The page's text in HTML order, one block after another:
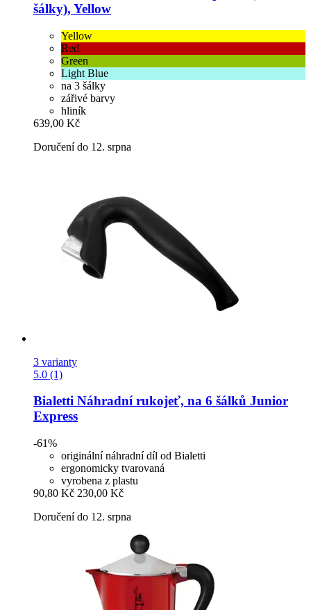
šálky), Yellow
Yellow
Red
Green
Light Blue
na 3 šálky
zářivé barvy
hliník
639,00 Kč
Doručení do 12. srpna
3 varianty
5.0 (1)
Bialetti Náhradní rukojeť, na 6 šálků Junior
Express
-61%
originální náhradní díl od Bialetti
ergonomicky tvarovaná
vyrobena z plastu
90,80 Kč 230,00 Kč
Doručení do 12. srpna